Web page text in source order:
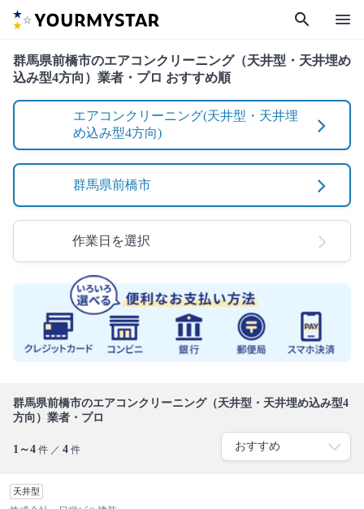
search menu
群馬県前橋市のエアコンクリーニング（天井型・天井埋め
込み型4方向）業者・プロ おすすめ順
エアコンクリーニング(天井型・天井埋
め込み型4方向)
群馬県前橋市
作業日を選択
群馬県前橋市のエアコンクリーニング（天井型・天井埋め込み型4
方向）業者・プロ
1～4 件 ／ 4 件
天井型